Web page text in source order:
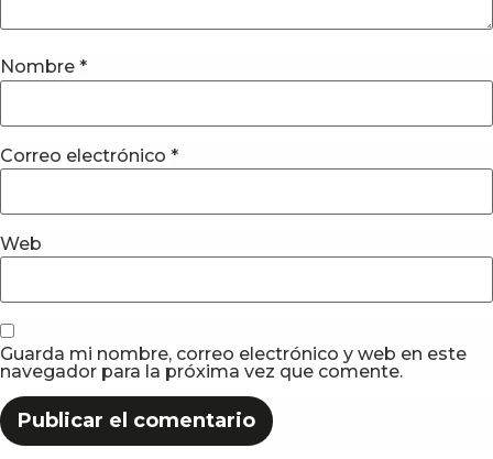
Nombre *
Correo electrónico *
Web
Guarda mi nombre, correo electrónico y web en este
navegador para la próxima vez que comente.